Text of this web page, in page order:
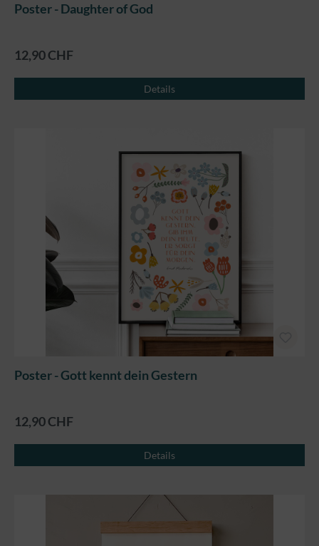
Poster - Daughter of God
12,90 CHF
Details
Poster - Gott kennt dein Gestern
12,90 CHF
Details